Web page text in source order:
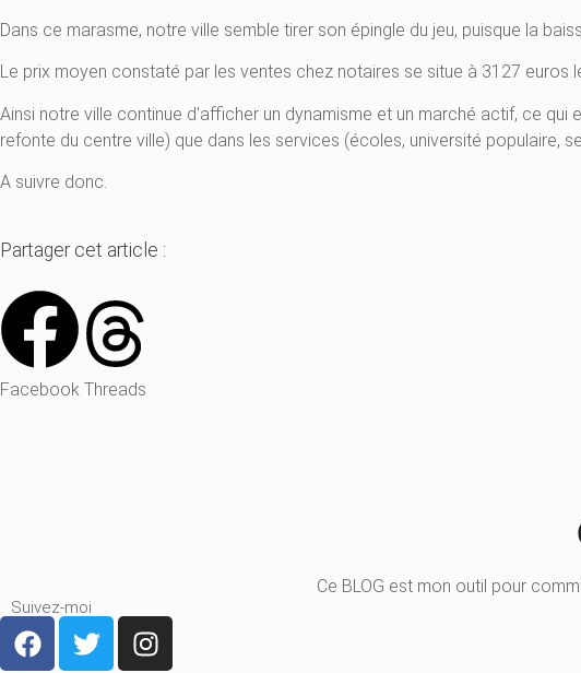
Dans ce marasme, notre ville semble tirer son épingle du jeu, puisque la
Le prix moyen constaté par les ventes chez notaires se situe à 3127
Ainsi notre ville continue d'afficher un dynamisme et un marché actif, ce
refonte du centre ville) que dans les services (écoles, université populaire,
A suivre donc.
Partager cet article :
Facebook Threads
Ce BLOG est mon outil pour
Suivez-moi